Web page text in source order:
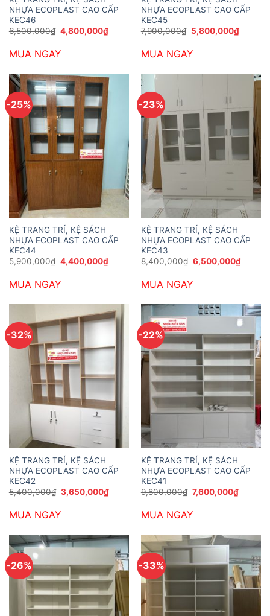
NHỰA ECOPLAST CAO CẤP
KEC46
6,500,000₫ Giá
gốc
6,500,000₫.
4,800,000₫Giá
hiện
MUA NGAY
NHỰA ECOPLAST CAO CẤP
KEC45
7,900,000₫ Giá
gốc
7,900,000₫.
5,800,000₫Giá
hiện
MUA NGAY
-25%
KỆ TRANG TRÍ, KỆ SÁCH
NHỰA ECOPLAST CAO CẤP
KEC44
5,900,000₫ Giá
gốc
5,900,000₫.
4,400,000₫Giá
hiện
MUA NGAY
-23%
KỆ TRANG TRÍ, KỆ SÁCH
NHỰA ECOPLAST CAO CẤP
KEC43
8,400,000₫ Giá
gốc
8,400,000₫.
6,500,000₫Giá
hiện
MUA NGAY
-32%
KỆ TRANG TRÍ, KỆ SÁCH
NHỰA ECOPLAST CAO CẤP
KEC42
5,400,000₫ Giá
gốc
5,400,000₫.
3,650,000₫Giá
hiện
MUA NGAY
-22%
KỆ TRANG TRÍ, KỆ SÁCH
NHỰA ECOPLAST CAO CẤP
KEC41
9,800,000₫ Giá
gốc
9,800,000₫.
7,600,000₫Giá
hiện
MUA NGAY
-26% -33%